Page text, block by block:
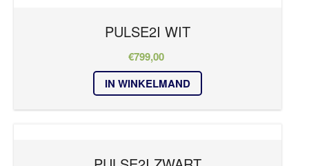
PULSE2I WIT
€799,00
IN WINKELMAND